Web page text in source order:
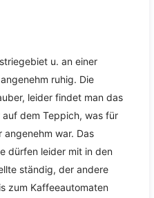
u. an einer
ruhig. Die
leider findet man das
dem Teppich, was für
war. Das
dürfen leider mit in den
ständig, der andere
zum Kaffeeautomaten